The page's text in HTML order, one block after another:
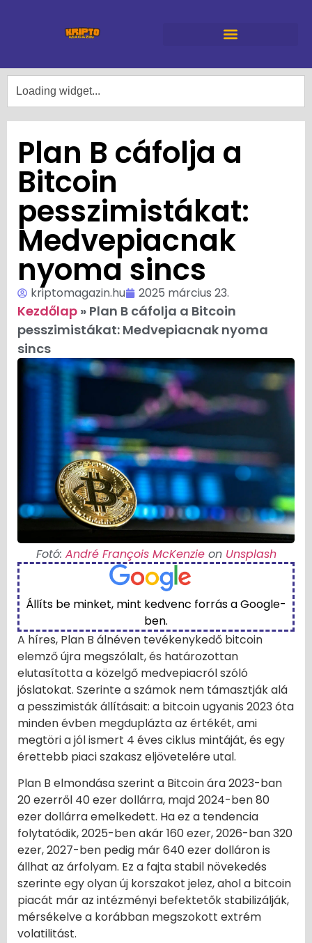
Plan B cáfolja a
Bitcoin
pesszimistákat:
Medvepiacnak
nyoma sincs
kriptomagazin.hu 2025 március 23.
Kezdőlap » Plan B cáfolja a Bitcoin
pesszimistákat: Medvepiacnak nyoma
sincs
Fotó: André François McKenzieon Unsplash
Állíts be minket, mint kedvenc forrás a Google-
ben.
A híres, Plan B álnéven tevékenykedő bitcoin
elemző újra megszólalt, és határozottan
elutasította a közelgő medvepiacról szóló
jóslatokat. Szerinte a számok nem támasztják alá
a pesszimisták állításait: a bitcoin ugyanis 2023 óta
minden évben megduplázta az értékét, ami
megtöri a jól ismert 4 éves ciklus mintáját, és egy
érettebb piaci szakasz eljövetelére utal.
Plan B elmondása szerint a Bitcoin ára 2023-ban
20 ezerről 40 ezer dollárra, majd 2024-ben 80
ezer dollárra emelkedett. Ha ez a tendencia
folytatódik, 2025-ben akár 160 ezer, 2026-ban 320
ezer, 2027-ben pedig már 640 ezer dolláron is
állhat az árfolyam. Ez a fajta stabil növekedés
szerinte egy olyan új korszakot jelez, ahol a bitcoin
piacát már az intézményi befektetők stabilizálják,
mérsékelve a korábban megszokott extrém
volatilitást.